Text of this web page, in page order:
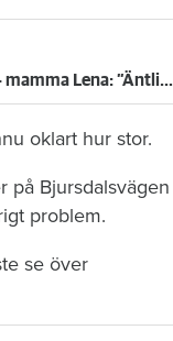
Domstol stoppade hyreshöjning på 43 procent i Erikas LSS-lägenhet – mamma Lena: ”Äntligen!”
oklart hur stor.
på Bjursdalsvägen
problem.
se över